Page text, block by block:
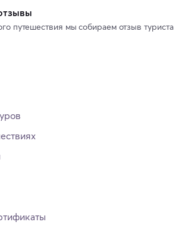
путешествия мы собираем отзыв туриста